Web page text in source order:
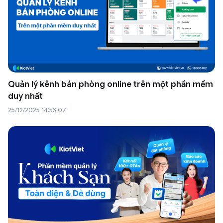
Quản lý kênh bán phòng online trên một phần mềm
duy nhất
25/12/2025 14:53:07